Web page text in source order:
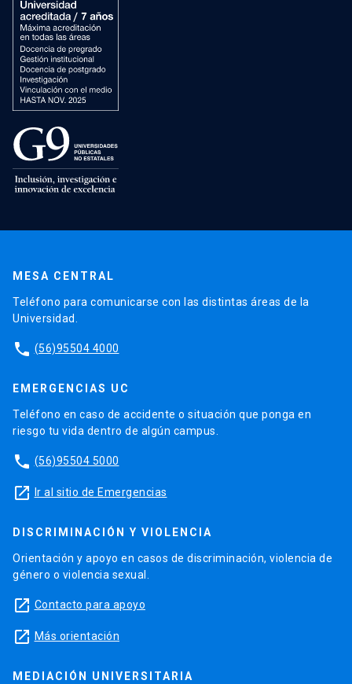
MESA CENTRAL
Teléfono para comunicarse con las distintas áreas de la
Universidad.
phone (56)95504 4000
EMERGENCIAS UC
Teléfono en caso de accidente o situación que ponga en
riesgo tu vida dentro de algún campus.
phone (56)95504 5000
launch Ir al sitio de Emergencias
DISCRIMINACIÓN Y VIOLENCIA
Orientación y apoyo en casos de discriminación, violencia de
género o violencia sexual.
launch Contacto para apoyo
launch Más orientación
MEDIACIÓN UNIVERSITARIA